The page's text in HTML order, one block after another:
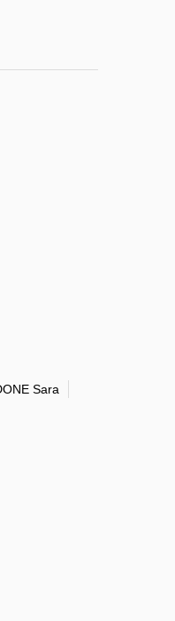
Sara